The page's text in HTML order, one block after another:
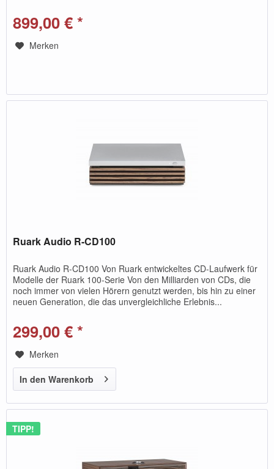
899,00 € *
Merken
Ruark Audio R-CD100
Ruark Audio R-CD100 Von Ruark entwickeltes CD-Laufwerk für
Modelle der Ruark 100-Serie Von den Milliarden von CDs, die
noch immer von vielen Hörern genutzt werden, bis hin zu einer
neuen Generation, die das unvergleichliche Erlebnis...
299,00 € *
Merken
In den Warenkorb
TIPP!